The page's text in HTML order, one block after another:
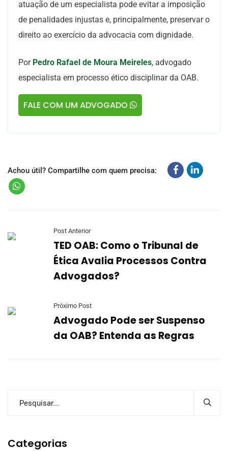
atuação de um especialista pode evitar a imposição
de penalidades injustas e, principalmente, preservar o
direito ao exercício da advocacia com dignidade.
Por Pedro Rafael de Moura Meireles, advogado
especialista em processo ético disciplinar da OAB.
FALE COM UM ADVOGADO
Achou útil? Compartilhe com quem precisa:
Post Anterior
TED OAB: Como o Tribunal de
Ética Avalia Processos Contra
Advogados?
Próximo Post
Advogado Pode ser Suspenso
da OAB? Entenda as Regras
Categorias